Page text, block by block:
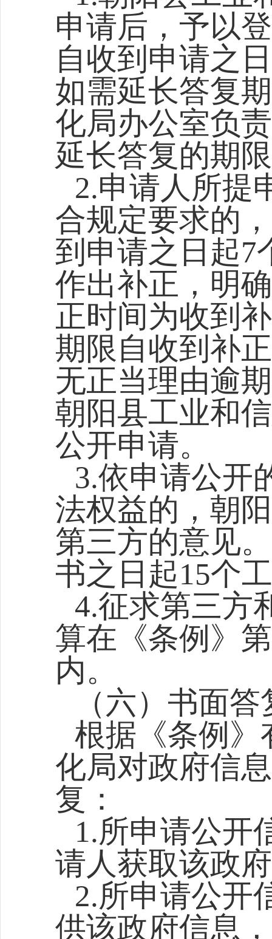
申请后，予以
自收到申请之
如需延长答复
化局办公室负
延长答复的期
2.申请人所提
合规定要求的
到申请之日起7
作出补正，明
正时间为收到
期限自收到补
无正当理由逾
朝阳县工业和
公开申请。
3.依申请公开
法权益的，朝
第三方的意见
书之日起15个
4.征求第三方
算在《条例》
内。
（六）书面答
根据《条例》
化局对政府信
复：
1.所申请公开
请人获取该政
2.所申请公开
供该政府信息